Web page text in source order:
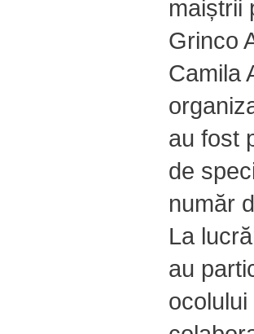
maiștrii
Grinco
Camila
au fost
de
număr
La
au